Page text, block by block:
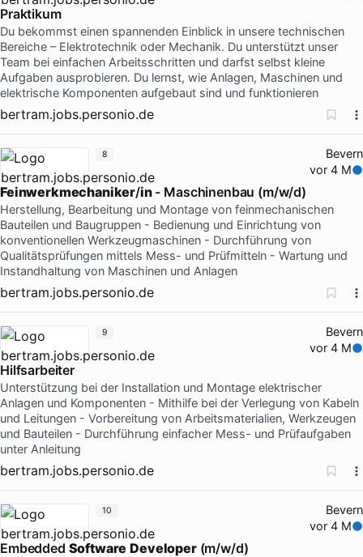
Praktikum
Du bekommst einen spannenden Einblick in unsere technischen
Bereiche – Elektrotechnik oder Mechanik. Du unterstützt unser
Team bei einfachen Arbeitsschritten und darfst selbst kleine
Aufgaben ausprobieren. Du lernst, wie Anlagen, Maschinen und
elektrische Komponenten aufgebaut sind und funktionieren
bertram.jobs.personio.de
Bevern
vor 4 M
Feinwerkmechaniker/in- Maschinenbau (m/w/d)
Herstellung, Bearbeitung und Montage von feinmechanischen
Bauteilen und Baugruppen - Bedienung und Einrichtung von
konventionellen Werkzeugmaschinen - Durchführung von
Qualitätsprüfungen mittels Mess- und Prüfmitteln - Wartung und
Instandhaltung von Maschinen und Anlagen
bertram.jobs.personio.de
8
Bevern
vor 4 M
Hilfsarbeiter
Unterstützung bei der Installation und Montage elektrischer
Anlagen und Komponenten - Mithilfe bei der Verlegung von Kabeln
und Leitungen - Vorbereitung von Arbeitsmaterialien, Werkzeugen
und Bauteilen - Durchführung einfacher Mess- und Prüfaufgaben
unter Anleitung
bertram.jobs.personio.de
9
Bevern
vor 4 M
Embedded Software Developer(m/w/d)
10